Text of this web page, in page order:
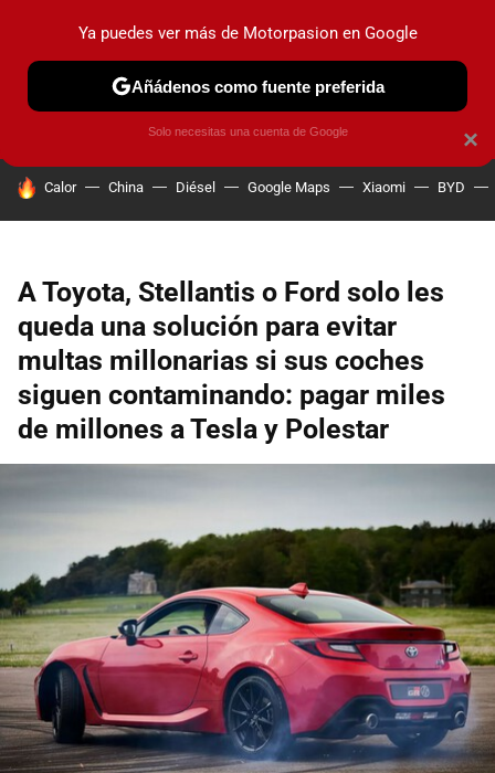
PRUEBAS COCHES ELÉCTRICOS OBSERVATORIO
HOY SE HABLA DE
Calor China Diésel Google Maps Xiaomi BYD
A Toyota, Stellantis o Ford solo les
queda una solución para evitar
multas millonarias si sus coches
siguen contaminando: pagar miles
de millones a Tesla y Polestar
×
Ya puedes ver más de Motorpasion en Google
Añádenos como fuente preferida
Solo necesitas una cuenta de Google